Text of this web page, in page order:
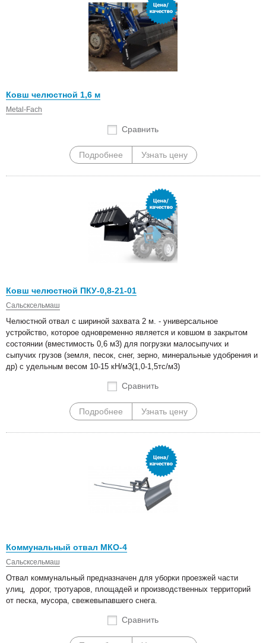
Ковш челюстной 1,6 м
Metal-Fach
Сравнить
Подробнее Узнать цену
Ковш челюстной ПКУ-0,8-21-01
Сальсксельмаш
Челюстной отвал с шириной захвата 2 м. - универсальное
устройство, которое одновременно является и ковшом в закрытом
состоянии (вместимость 0,6 м3) для погрузки малосыпучих и
сыпучих грузов (земля, песок, снег, зерно, минеральные удобрения и
др) с удельным весом 10-15 кН/м3(1,0-1,5тс/м3)
Сравнить
Подробнее Узнать цену
Коммунальный отвал МКО-4
Сальсксельмаш
Отвал коммунальный предназначен для уборки проезжей части
улиц, дорог, тротуаров, площадей и производственных территорий
от песка, мусора, свежевыпавшего снега.
Сравнить